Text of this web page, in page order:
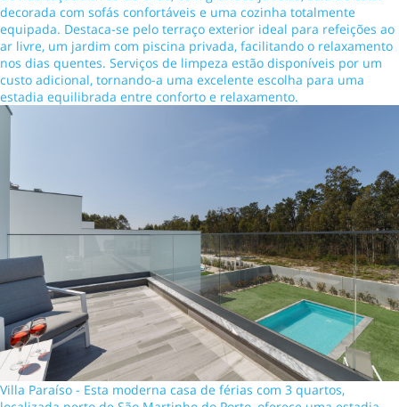
decorada com sofás confortáveis e uma cozinha totalmente
equipada. Destaca-se pelo terraço exterior ideal para refeições ao
ar livre, um jardim com piscina privada, facilitando o relaxamento
nos dias quentes. Serviços de limpeza estão disponíveis por um
custo adicional, tornando-a uma excelente escolha para uma
estadia equilibrada entre conforto e relaxamento.
Villa Paraíso - Esta moderna casa de férias com 3 quartos,